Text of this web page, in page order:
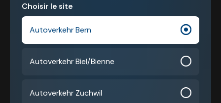
Choisir le site
Autoverkehr Bern
Autoverkehr Biel/Bienne
Autoverkehr Zuchwil